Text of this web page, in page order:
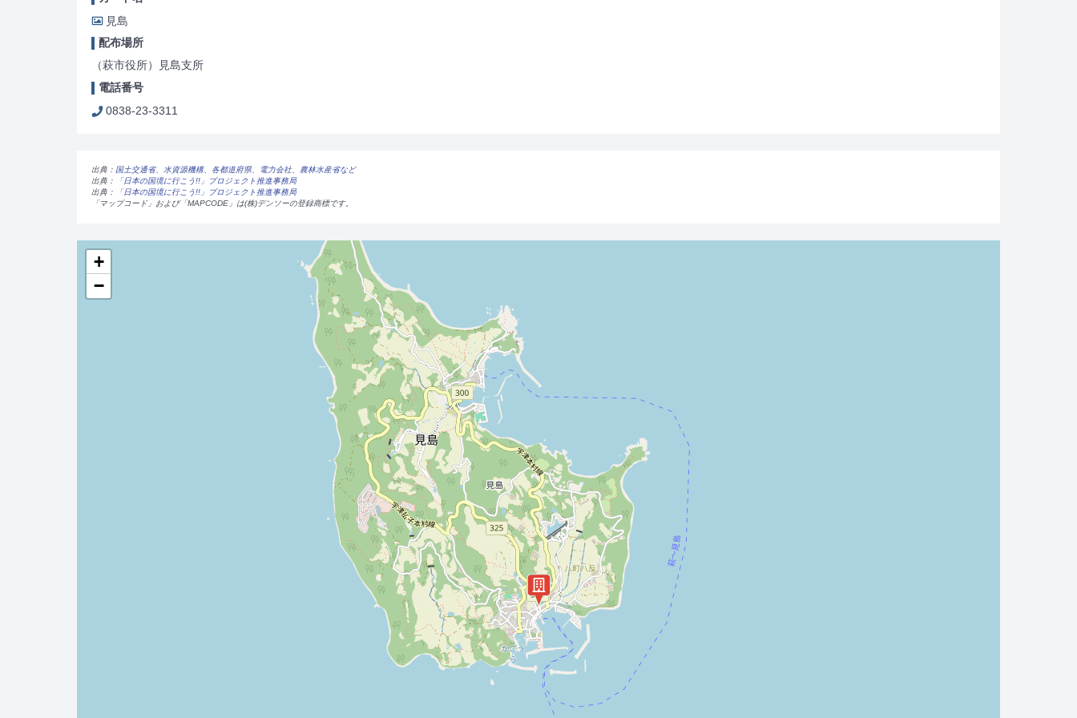
見島
配布場所
（萩市役所）見島支所
電話番号
0838-23-3311
出典： 国土交通省、水資源機構、各都道府県、電力会社、農林水産省など
出典：
「日本の国境に行こう!!」プロジェクト推進事務局
出典：
「日本の国境に行こう!!」プロジェクト推進事務局
「マップコード」および「MAPCODE」は(株)デンソーの登録商標です。
+
−